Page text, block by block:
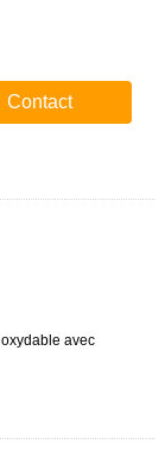
Contact
avec